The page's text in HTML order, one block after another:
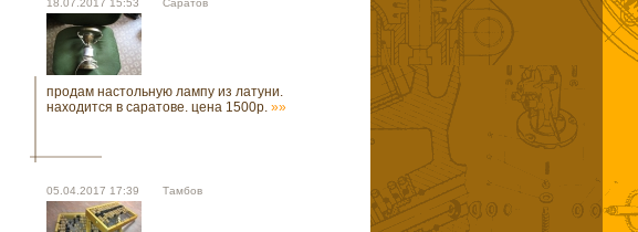
18.07.2017 15:53 Саратов
продам настольную лампу из латуни.
находится в саратове. цена 1500р. »»
05.04.2017 17:39 Тамбов